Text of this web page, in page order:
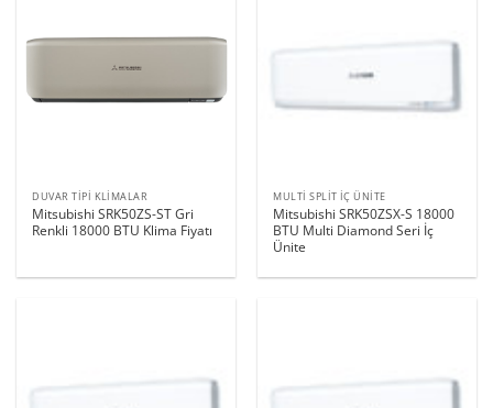
DUVAR TIPI KLIMALAR
Mitsubishi SRK50ZS-ST Gri
Renkli 18000 BTU Klima Fiyatı
MULTI SPLIT İÇ ÜNITE
Mitsubishi SRK50ZSX-S 18000
BTU Multi Diamond Seri İç
Ünite